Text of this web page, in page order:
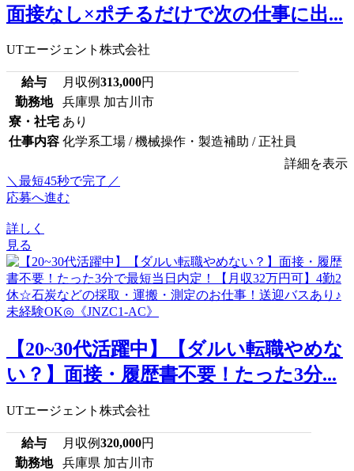
面接なし×ポチるだけで次の仕事に出...
UTエージェント株式会社
給与 月収例313,000円
勤務地
兵庫県 加古川市
寮・社宅 あり
仕事内容 化学系工場 / 機械操作・製造補助 / 正社員
詳細を表示
＼最短45秒で完了／
応募へ進む
詳しく
見る
【20~30代活躍中】【ダルい転職やめな
い？】面接・履歴書不要！たった3分...
UTエージェント株式会社
給与 月収例320,000円
勤務地
兵庫県 加古川市